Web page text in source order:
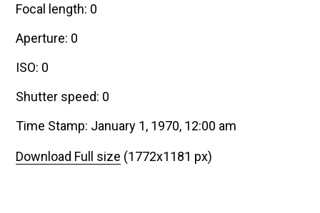
Focal length: 0
Aperture: 0
ISO: 0
Shutter speed: 0
Time Stamp: January 1, 1970, 12:00 am
Download Full size (1772x1181 px)